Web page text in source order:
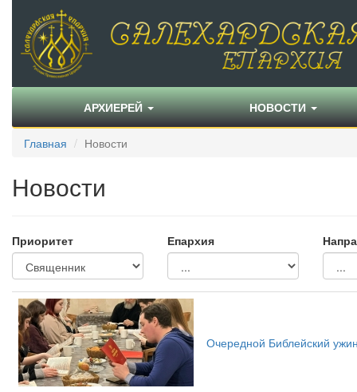
АРХИЕРЕЙ НОВОСТИ
Главная Новости
Новости
Приоритет Епархия
Очередной Библейский